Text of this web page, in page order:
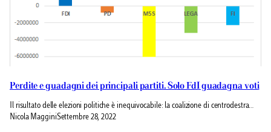
Perdite e guadagni dei principali partiti. Solo FdI guadagna voti
Il risultato delle elezioni politiche è inequivocabile: la coalizione di centrodestra…
Nicola MagginiSettembre 28, 2022